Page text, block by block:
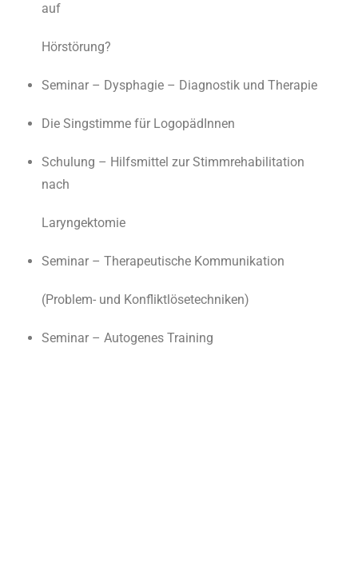
auf
Hörstörung?
Seminar – Dysphagie – Diagnostik und Therapie
Die Singstimme für LogopädInnen
Schulung – Hilfsmittel zur Stimmrehabilitation
nach
Laryngektomie
Seminar – Therapeutische Kommunikation
(Problem- und Konfliktlösetechniken)
Seminar – Autogenes Training